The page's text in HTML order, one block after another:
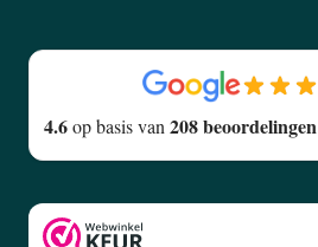
4.6op basis van 208 beoordelingen